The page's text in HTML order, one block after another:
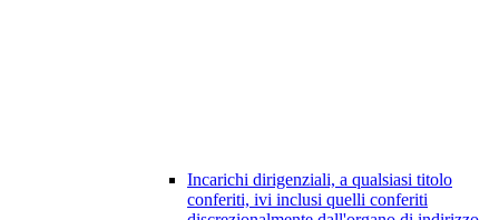
Incarichi dirigenziali, a qualsiasi titolo
conferiti, ivi inclusi quelli conferiti